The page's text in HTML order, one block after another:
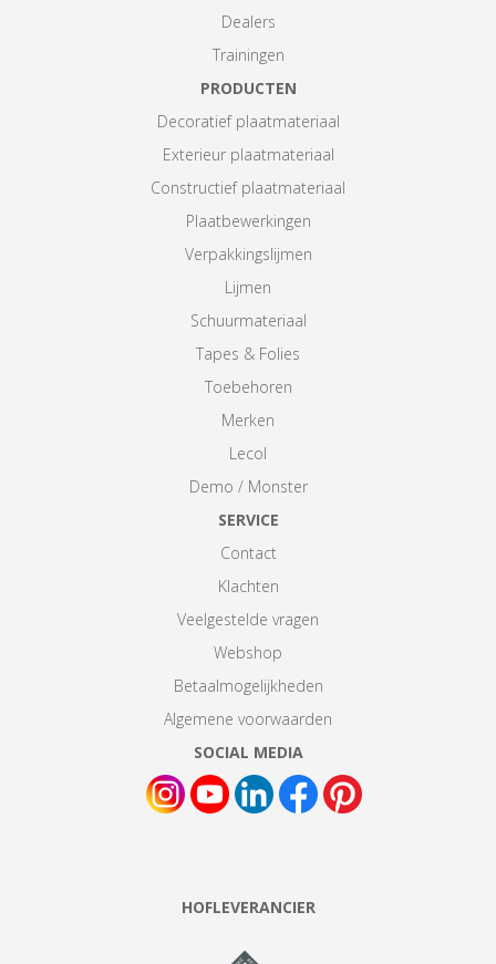
Dealers
Trainingen
PRODUCTEN
Decoratief plaatmateriaal
Exterieur plaatmateriaal
Constructief plaatmateriaal
Plaatbewerkingen
Verpakkingslijmen
Lijmen
Schuurmateriaal
Tapes & Folies
Toebehoren
Merken
Lecol
Demo / Monster
SERVICE
Contact
Klachten
Veelgestelde vragen
Webshop
Betaalmogelijkheden
Algemene voorwaarden
SOCIAL MEDIA
HOFLEVERANCIER